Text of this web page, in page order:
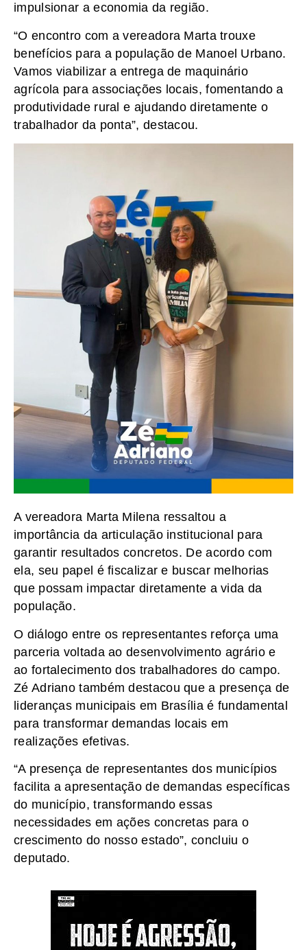
impulsionar a economia da região.
“O encontro com a vereadora Marta trouxe
benefícios para a população de Manoel Urbano.
Vamos viabilizar a entrega de maquinário
agrícola para associações locais, fomentando a
produtividade rural e ajudando diretamente o
trabalhador da ponta”, destacou.
A vereadora Marta Milena ressaltou a
importância da articulação institucional para
garantir resultados concretos. De acordo com
ela, seu papel é fiscalizar e buscar melhorias
que possam impactar diretamente a vida da
população.
O diálogo entre os representantes reforça uma
parceria voltada ao desenvolvimento agrário e
ao fortalecimento dos trabalhadores do campo.
Zé Adriano também destacou que a presença de
lideranças municipais em Brasília é fundamental
para transformar demandas locais em
realizações efetivas.
“A presença de representantes dos municípios
facilita a apresentação de demandas específicas
do município, transformando essas
necessidades em ações concretas para o
crescimento do nosso estado”, concluiu o
deputado.